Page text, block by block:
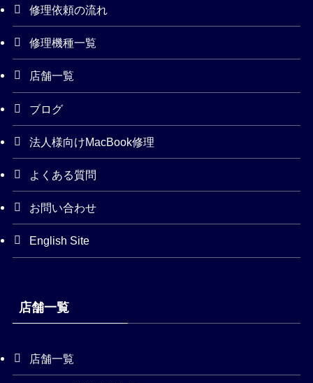
修理依頼の流れ
修理機種一覧
店舗一覧
ブログ
法人様向けMacBook修理
よくある質問
お問い合わせ
English Site
店舗一覧
店舗一覧